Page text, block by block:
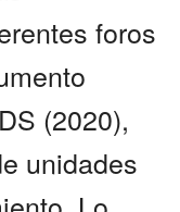
foros
(2020),
unidades